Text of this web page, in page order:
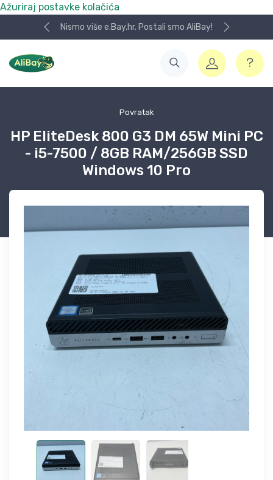
Ažuriraj postavke kolačića
Nismo više e.Bay.hr. Postali smo AliBay!
Povratak
HP EliteDesk 800 G3 DM 65W Mini PC
- i5-7500 / 8GB RAM/256GB SSD
Windows 10 Pro